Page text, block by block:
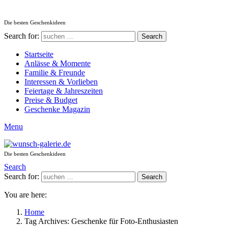
Die besten Geschenkideen
Search for: Search
Startseite
Anlässe & Momente
Familie & Freunde
Interessen & Vorlieben
Feiertage & Jahreszeiten
Preise & Budget
Geschenke Magazin
Menu
Die besten Geschenkideen
Search
Search for:
Search
You are here:
Home
Tag Archives: Geschenke für Foto-Enthusiasten